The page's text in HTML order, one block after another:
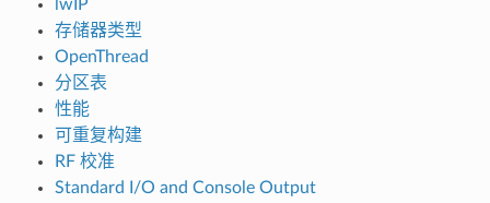
lwIP
存储器类型
OpenThread
分区表
性能
可重复构建
RF 校准
Standard I/O and Console Output